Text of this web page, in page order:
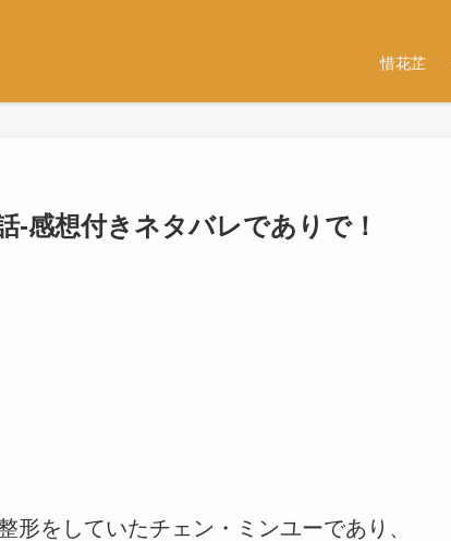
惜花芷
-感想付きネタバレでありで！
をしていたチェン・ミンユーであり、